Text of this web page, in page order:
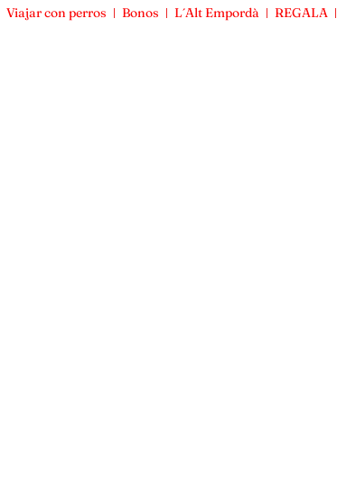
Viajar con perros Bonos L´Alt Empordà REGALA
Viajar con perros Bonos L´Alt Empordà REGALA